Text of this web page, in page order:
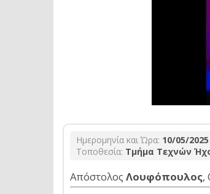
Ημερομηνία και Ώρα: 10/05/
Τοποθεσία: Τμήμα Τεχνών
Απόστολος Λουφόπουλος,